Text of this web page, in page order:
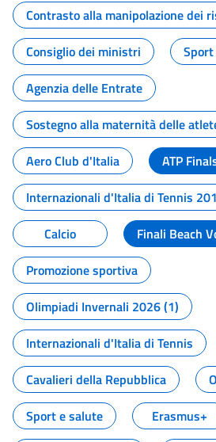
Contrasto alla manipolazione dei
Consiglio dei ministri
Agenzia delle Entrate
Sostegno alla maternità delle
Aero Club d'Italia
ATP
Internazionali d'Italia di Tennis
Calcio
Finali Beach
Promozione sportiva
Olimpiadi Invernali 2026 (1)
Internazionali d'Italia di Tennis
Cavalieri della Repubblica
Sport e salute
Erasmus+